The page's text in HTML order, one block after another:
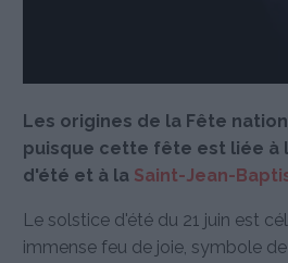
Les origines de la Fête
puisque cette fête est liée à
d'été et à la Saint-Jean-
Le solstice d'été du 21 juin est
immense feu de joie, symbole